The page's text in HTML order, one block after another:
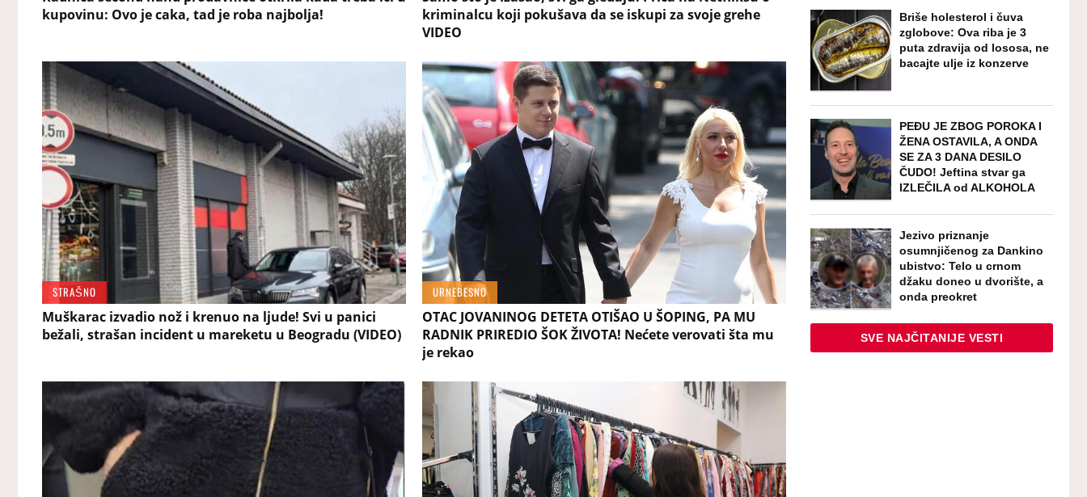
kupovinu: Ovo je caka, tad je roba najbolja!
kriminalcu koji pokušava da se iskupi za svoje grehe
VIDEO
STRAŠNO
Muškarac izvadio nož i krenuo na ljude! Svi u panici
bežali, strašan incident u mareketu u Beogradu (VIDEO)
URNEBESNO
OTAC JOVANINOG DETETA OTIŠAO U ŠOPING, PA MU
RADNIK PRIREDIO ŠOK ŽIVOTA! Nećete verovati šta mu
je rekao
Briše holesterol i čuva
zglobove: Ova riba je 3
puta zdravija od lososa, ne
bacajte ulje iz konzerve
PEĐU JE ZBOG POROKA I
ŽENA OSTAVILA, A ONDA
SE ZA 3 DANA DESILO
ČUDO! Jeftina stvar ga
IZLEČILA od ALKOHOLA
Jezivo priznanje
osumnjičenog za Dankino
ubistvo: Telo u crnom
džaku doneo u dvorište, a
onda preokret
SVE NAJČITANIJE VESTI